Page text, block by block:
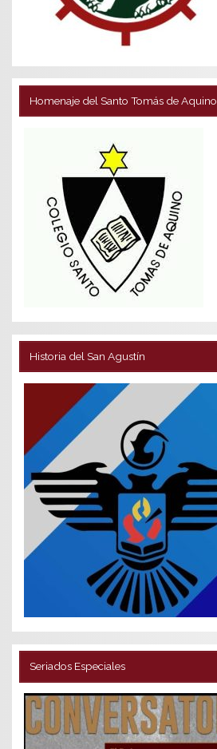
Homenaje del Santo Tomás de Aquino
Historia del San Agustín
Seriados Especiales